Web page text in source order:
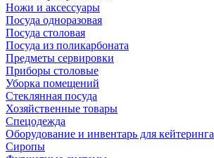
Ножи и аксессуары
Посуда одноразовая
Посуда столовая
Посуда из поликарбоната
Предметы сервировки
Приборы столовые
Уборка помещений
Стеклянная посуда
Хозяйственные товары
Спецодежда
Оборудование и инвентарь для кейтеринга
Сиропы